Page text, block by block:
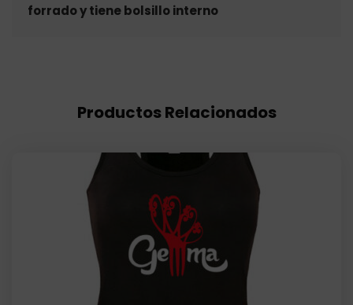
forrado y tiene bolsillo interno
Productos Relacionados